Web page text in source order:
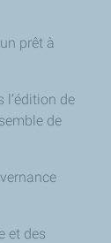
prêt à
l’édition de
de
et des